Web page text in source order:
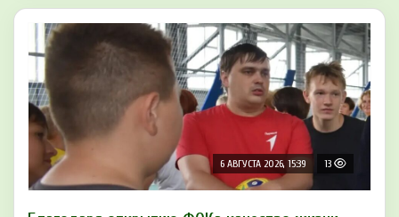
6 АВГУСТА 2026, 15:39 13